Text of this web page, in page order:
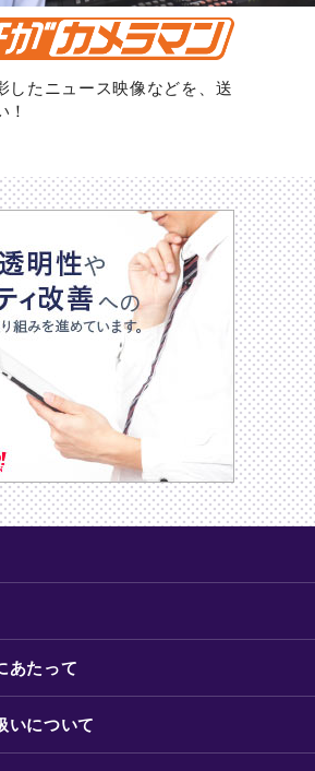
したニュース映像などを、送
！
あたって
いについて